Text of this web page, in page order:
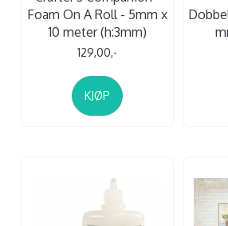
Foam On A Roll - 5mm x
10 meter (h:3mm)
129,00,-
KJØP